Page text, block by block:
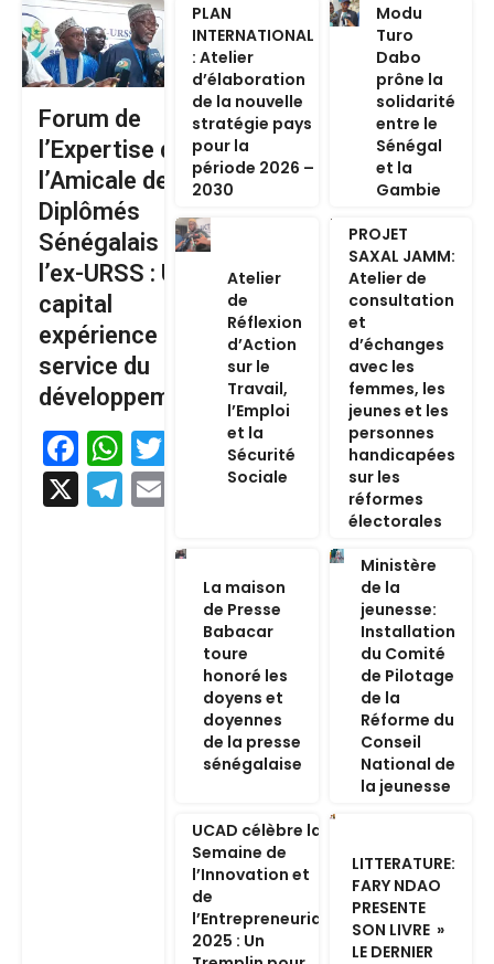
Forum de
l’Expertise de
l’Amicale des
Diplômés
Sénégalais de
l’ex-URSS : Un
capital
expérience au
service du
développement
Facebook
WhatsApp
Twitter
X
Telegram
Email
PLAN
INTERNATIONAL
: Atelier
d’élaboration
de la nouvelle
stratégie pays
pour la
période 2026 –
2030
Modu
Turo
Dabo
prône la
solidarité
entre le
Sénégal
et la
Gambie
Atelier
de
Réflexion
d’Action
sur le
Travail,
l’Emploi
et la
Sécurité
Sociale
PROJET
SAXAL JAMM:
Atelier de
consultation
et
d’échanges
avec les
femmes, les
jeunes et les
personnes
handicapées
sur les
réformes
électorales
La maison
de Presse
Babacar
toure
honoré les
doyens et
doyennes
de la presse
sénégalaise
Ministère
de la
jeunesse:
Installation
du Comité
de Pilotage
de la
Réforme du
Conseil
National de
la jeunesse
UCAD célèbre la
Semaine de
l’Innovation et
de
l’Entrepreneuriat
2025 : Un
LITTERATURE:
FARY NDAO
PRESENTE
SON LIVRE »
LE DERNIER